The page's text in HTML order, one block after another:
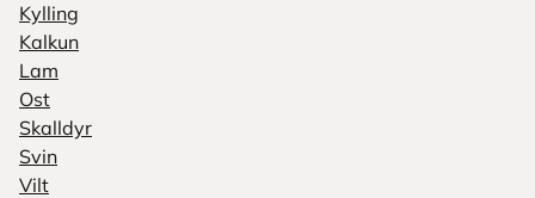
Kylling
Kalkun
Lam
Ost
Skalldyr
Svin
Vilt